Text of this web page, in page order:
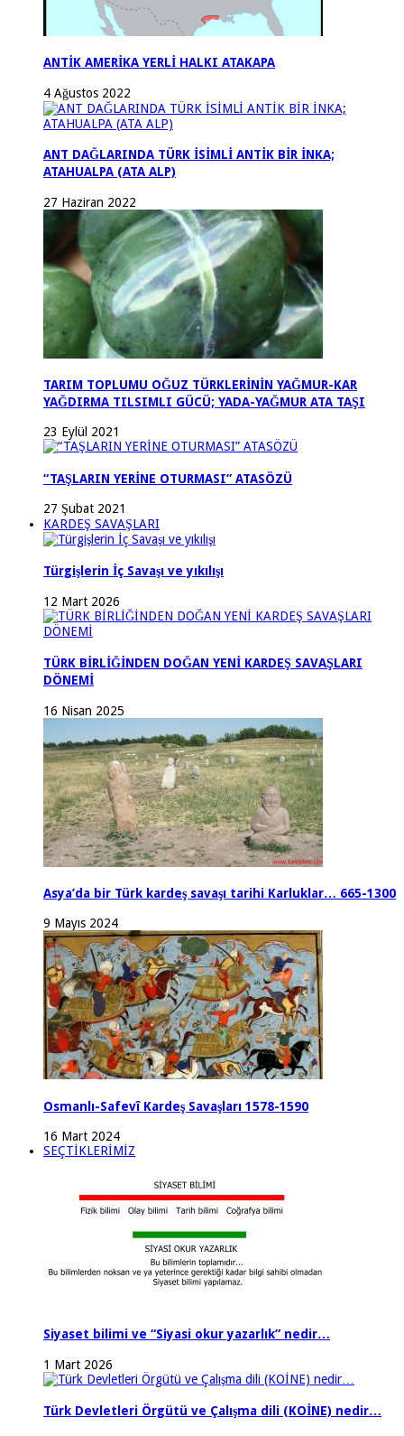
ANTİK AMERİKA YERLİ HALKI ATAKAPA
4 Ağustos 2022
ANT DAĞLARINDA TÜRK İSİMLİ ANTİK BİR İNKA;
ATAHUALPA (ATA ALP)
27 Haziran 2022
TARIM TOPLUMU OĞUZ TÜRKLERİNİN YAĞMUR-KAR
YAĞDIRMA TILSIMLI GÜCÜ; YADA-YAĞMUR ATA TAŞI
23 Eylül 2021
“TAŞLARIN YERİNE OTURMASI” ATASÖZÜ
27 Şubat 2021
KARDEŞ SAVAŞLARI
Türgişlerin İç Savaşı ve yıkılışı
12 Mart 2026
TÜRK BİRLİĞİNDEN DOĞAN YENİ KARDEŞ SAVAŞLARI
DÖNEMİ
16 Nisan 2025
Asya’da bir Türk kardeş savaşı tarihi Karluklar… 665-1300
9 Mayıs 2024
Osmanlı-Safevî Kardeş Savaşları 1578-1590
16 Mart 2024
SEÇTİKLERİMİZ
Siyaset bilimi ve “Siyasi okur yazarlık” nedir…
1 Mart 2026
Türk Devletleri Örgütü ve Çalışma dili (KOİNE) nedir…